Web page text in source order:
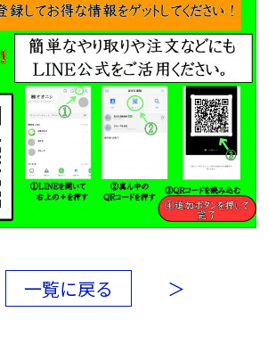
一覧に戻る ＞